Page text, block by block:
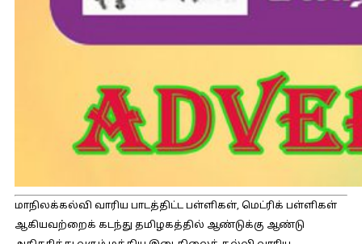
மாநிலக்கல்வி வாரிய பாடத்திட்ட பள்ளிகள், மெட்ரிக் பள்ளிகள்
ஆகியவற்றைக் கடந்து தமிழகத்தில் ஆண்டுக்கு ஆண்டு